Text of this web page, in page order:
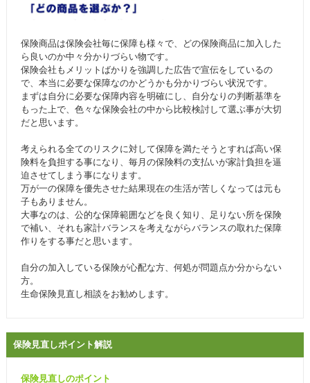
保険商品は保険会社毎に保障も様々で、どの保険商品に加入した
ら良いのか中々分かりづらい物です。
保険会社もメリットばかりを強調した広告で宣伝をしているの
で、本当に必要な保障なのかどうかも分かりづらい状況です。
まずは自分に必要な保障内容を明確にし、自分なりの判断基準を
もった上で、色々な保険会社の中から比較検討して選ぶ事が大切
だと思います。
考えられる全てのリスクに対して保障を満たそうとすれば高い保
険料を負担する事になり、毎月の保険料の支払いが家計負担を逼
迫させてしまう事になります。
万が一の保障を優先させた結果現在の生活が苦しくなっては元も
子もありません。
大事なのは、公的な保障範囲などを良く知り、足りない所を保険
で補い、それも家計バランスを考えながらバランスの取れた保障
作りをする事だと思います。
自分の加入している保険が心配な方、何処が問題点か分からない
方。
生命保険見直し相談をお勧めします。
保険見直しポイント解説
保険見直しのポイント